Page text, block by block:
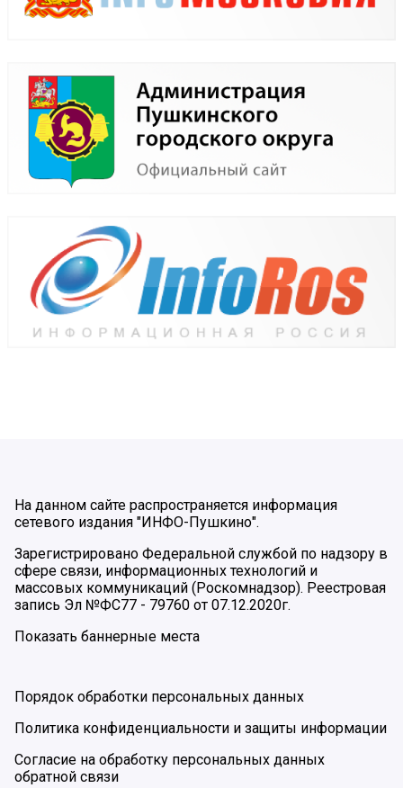
На данном сайте распространяется информация
сетевого издания "ИНФО-Пушкино".
Зарегистрировано Федеральной службой по надзору в
сфере связи, информационных технологий и
массовых коммуникаций (Роскомнадзор). Реестровая
запись Эл №ФС77 - 79760 от 07.12.2020г.
Показать баннерные места
Порядок обработки персональных данных
Политика конфиденциальности и защиты информации
Согласие на обработку персональных данных
обратной связи